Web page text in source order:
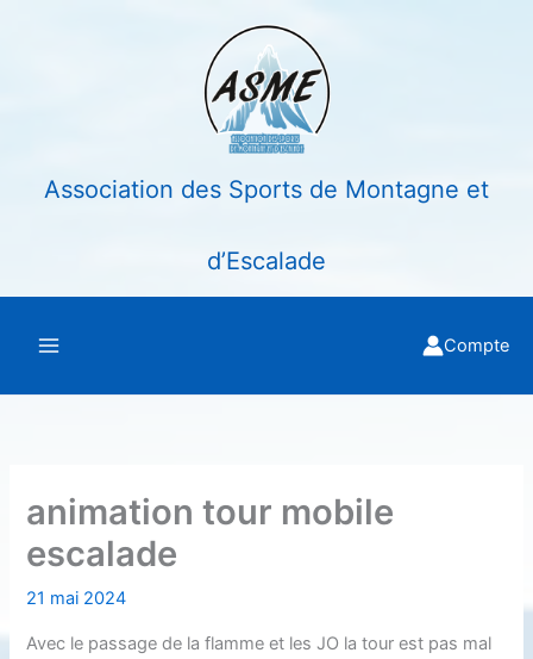
Association des Sports de Montagne et
d’Escalade
Compte
animation tour mobile
escalade
21 mai 2024
Avec le passage de la flamme et les JO la tour est pas mal